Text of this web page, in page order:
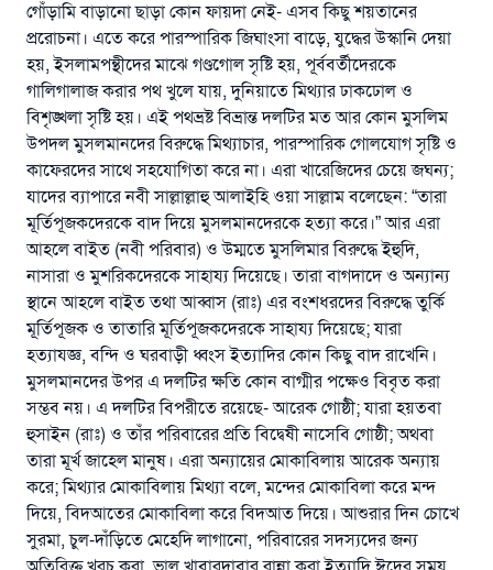
গোঁড়ামি বাড়ানো ছাড়া কোন ফায়দা নেই- এসব কিছু শয়তানের
প্ররোচনা। এতে করে পারস্পারিক জিঘাংসা বাড়ে, যুদ্ধের উস্কানি দেয়া
হয়, ইসলামপন্থীদের মাঝে গণ্ডগোল সৃষ্টি হয়, পূর্ববর্তীদেরকে
গালিগালাজ করার পথ খুলে যায়, দুনিয়াতে মিথ্যার ঢাকঢোল ও
বিশৃঙ্খলা সৃষ্টি হয়। এই পথভ্রষ্ট বিভ্রান্ত দলটির মত আর কোন মুসলিম
উপদল মুসলমানদের বিরুদ্ধে মিথ্যাচার, পারস্পারিক গোলযোগ সৃষ্টি ও
কাফেরদের সাথে সহযোগিতা করে না। এরা খারেজিদের চেয়ে জঘন্য;
যাদের ব্যাপারে নবী সাল্লাল্লাহু আলাইহি ওয়া সাল্লাম বলেছেন: “তারা
মূর্তিপূজকদেরকে বাদ দিয়ে মুসলমানদেরকে হত্যা করে।” আর এরা
আহলে বাইত (নবী পরিবার) ও উম্মতে মুসলিমার বিরুদ্ধে ইহুদি,
নাসারা ও মুশরিকদেরকে সাহায্য দিয়েছে। তারা বাগদাদে ও অন্যান্য
স্থানে আহলে বাইত তথা আব্বাস (রাঃ) এর বংশধরদের বিরুদ্ধে তুর্কি
মূর্তিপূজক ও তাতারি মূর্তিপূজকদেরকে সাহায্য দিয়েছে; যারা
হত্যাযজ্ঞ, বন্দি ও ঘরবাড়ী ধ্বংস ইত্যাদির কোন কিছু বাদ রাখেনি।
মুসলমানদের উপর এ দলটির ক্ষতি কোন বাগ্মীর পক্ষেও বিবৃত করা
সম্ভব নয়। এ দলটির বিপরীতে রয়েছে- আরেক গোষ্ঠী; যারা হয়তবা
হুসাইন (রাঃ) ও তাঁর পরিবারের প্রতি বিদ্বেষী নাসেবি গোষ্ঠী; অথবা
তারা মূর্খ জাহেল মানুষ। এরা অন্যায়ের মোকাবিলায় আরেক অন্যায়
করে; মিথ্যার মোকাবিলায় মিথ্যা বলে, মন্দের মোকাবিলা করে মন্দ
দিয়ে, বিদআতের মোকাবিলা করে বিদআত দিয়ে। আশুরার দিন চোখে
সুরমা, চুল-দাঁড়িতে মেহেদি লাগানো, পরিবারের সদস্যদের জন্য